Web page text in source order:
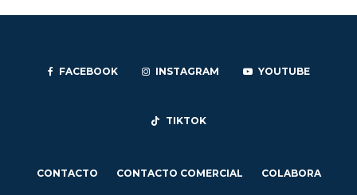
FACEBOOK INSTAGRAM YOUTUBE
TIKTOK
CONTACTO CONTACTO COMERCIAL COLABORA